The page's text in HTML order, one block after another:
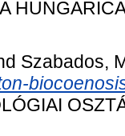
Szabados,